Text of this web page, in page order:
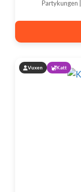
Partykungen
Vuxen Katt